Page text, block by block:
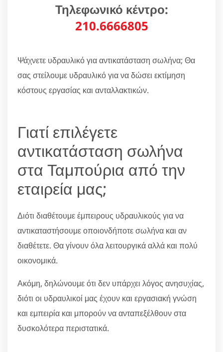
Τηλεφωνικό κέντρο:
210.6666805
Ψάχνετε υδραυλικό για αντικατάσταση σωλήνα; Θα
σας στείλουμε υδραυλικό για να δώσει εκτίμηση
κόστους εργασίας και ανταλλακτικών.
Γιατί επιλέγετε
αντικατάσταση σωλήνα
στα Ταμπούρια από την
εταιρεία μας;
Διότι διαθέτουμε έμπειρους υδραυλικούς για να
αντικαταστήσουμε οποιονδήποτε σωλήνα και αν
διαθέτετε. Θα γίνουν όλα λειτουργικά αλλά και πολύ
οικονομικά.
Ακόμη, δηλώνουμε ότι δεν υπάρχει λόγος ανησυχίας,
διότι οι υδραυλικοί μας έχουν και εργασιακή γνώση
και εμπειρία και μπορούν να ανταπεξέλθουν στα
δυσκολότερα περιστατικά.